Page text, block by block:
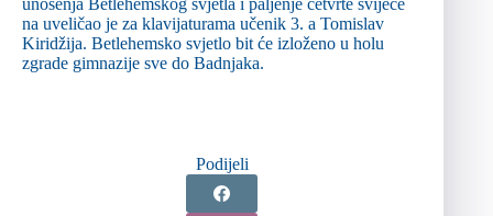
na uveličao je za klavijaturama učenik 3. a Tomislav
Kiridžija. Betlehemsko svjetlo bit će izloženo u holu
zgrade gimnazije sve do Badnjaka.
Podijeli